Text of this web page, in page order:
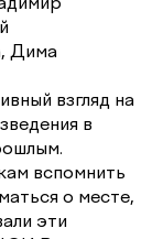
Дима
взгляд на
в
вспомнить
о месте,
эти